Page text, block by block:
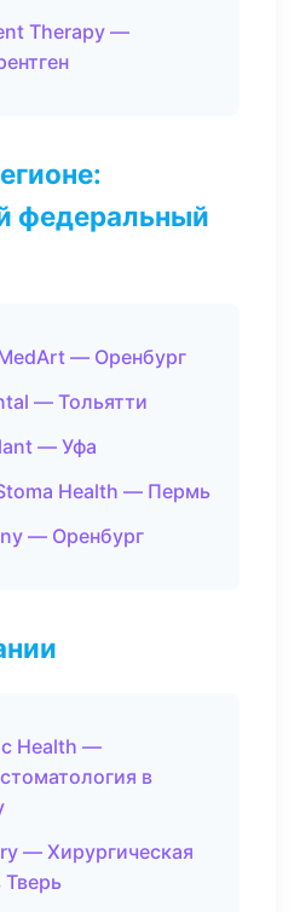
Therapy —
федеральный
— Оренбург
— Тольятти
— Уфа
Health — Пермь
— Оренбург
Health —
в
— Хирургическая
Тверь